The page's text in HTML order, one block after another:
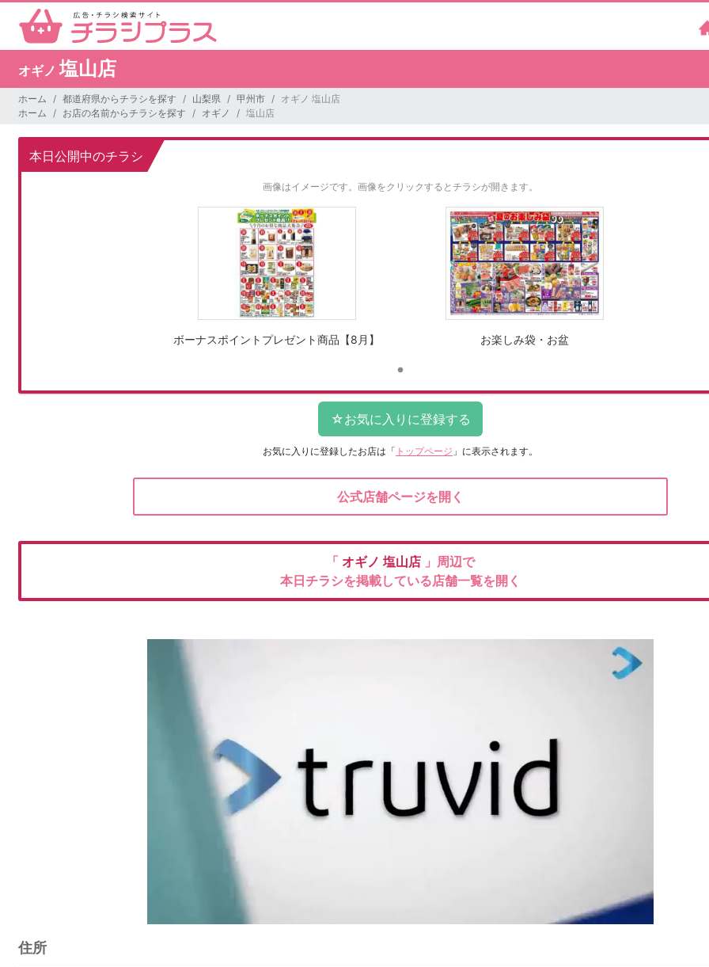
オギノ 塩山店
ホーム 都道府県からチラシを探す 山梨県 甲州市
オギノ 塩山店
ホーム
お店の名前からチラシを探す オギノ 塩山店
本日公開中のチラシ
画像はイメージです。 画像をクリックするとチラシが開きます。
ボーナスポイントプレゼント商品【8月】 お楽しみ袋・お盆
お気に入りに登録したお店は 「 トップページ 」に表示されます。
公式店舗ページを開く
「 オギノ 塩山店 」周辺で
本日チラシを掲載している店舗一覧を開く
住所